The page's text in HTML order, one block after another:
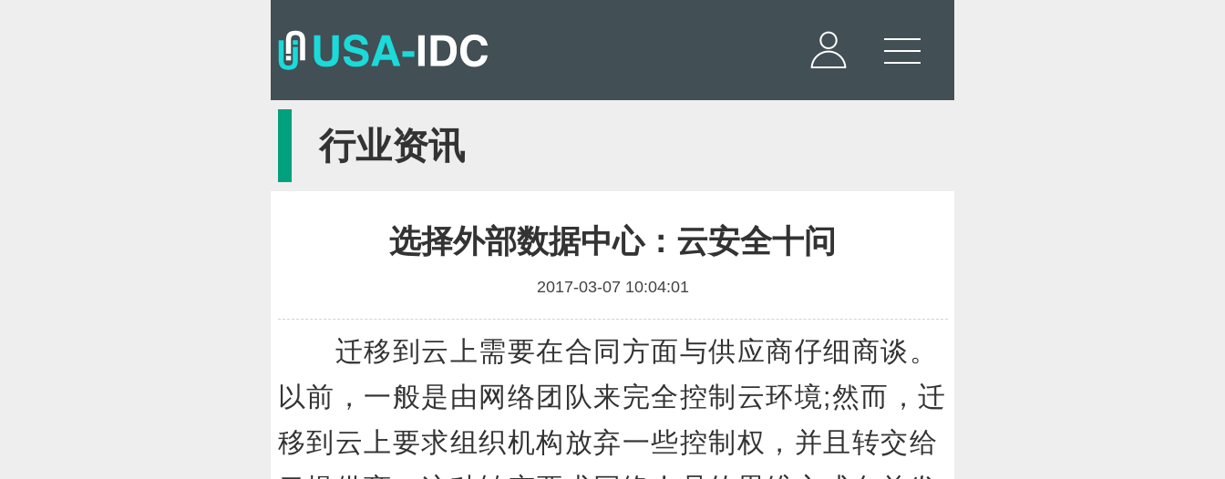
行业资讯
选择外部数据中心：云安全十问
2017-03-07 10:04:01
迁移到云上需要在合同方面与供应商仔细商谈。
以前，一般是由网络团队来完全控制云环境;然而，迁
移到云上要求组织机构放弃一些控制权，并且转交给